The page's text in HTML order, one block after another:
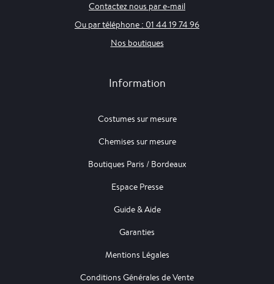
Contactez nous par e-mail
Ou par téléphone : 01 44 19 74 96
Nos boutiques
Information
Costumes sur mesure
Chemises sur mesure
Boutiques Paris / Bordeaux
Espace Presse
Guide & Aide
Garanties
Mentions Légales
Conditions Générales de Vente